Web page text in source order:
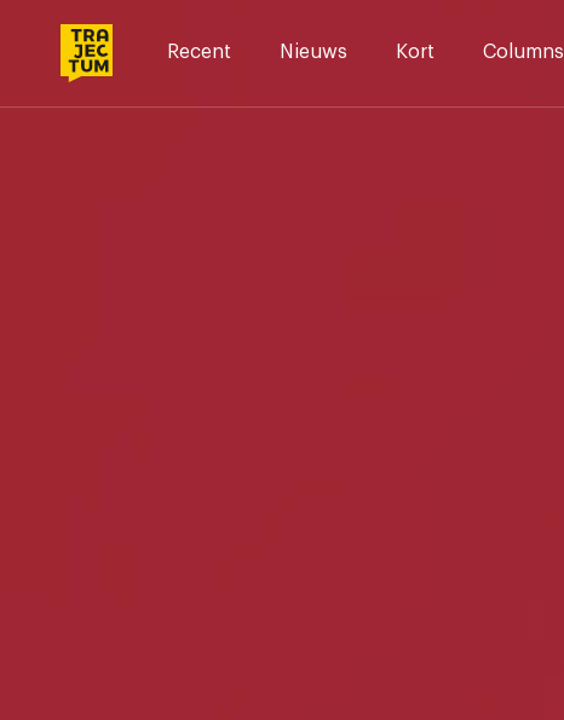
Recent Nieuws Kort Columns